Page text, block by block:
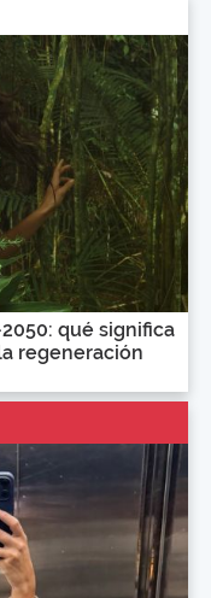
qué significa
regeneración